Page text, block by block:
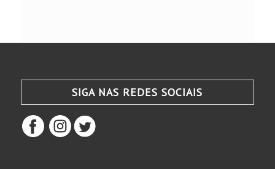
SIGA NAS REDES SOCIAIS